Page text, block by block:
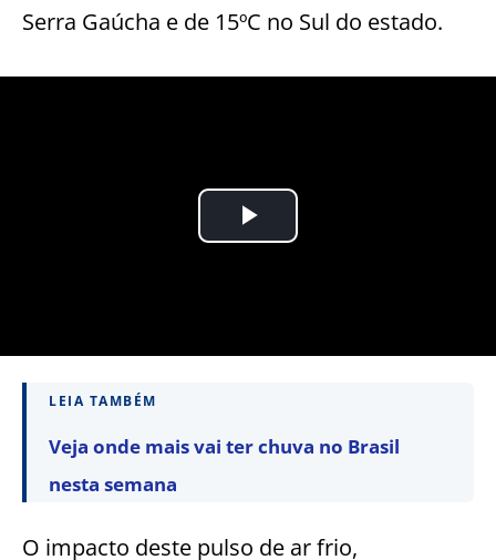
Serra Gaúcha e de 15ºC no Sul do estado.
LEIA TAMBÉM
Veja onde mais vai ter chuva no Brasil
nesta semana
O impacto deste pulso de ar frio,